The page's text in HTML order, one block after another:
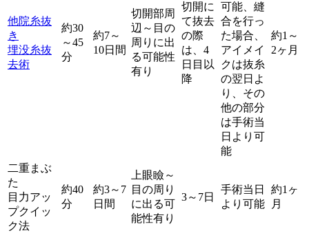
他院糸抜
き
埋没糸抜
去術
約30
～45
分
約7～
10日間
切開部周
辺～目の
周りに出
る可能性
有り
切開に
て抜去
の際
は、4
日目以
降
可能、縫
合を行っ
た場合、
アイメイ
クは抜糸
の翌日よ
り、その
他の部分
は手術当
日より可
能
約1～
2ヶ月
二重まぶ
た
目力アッ
プクイッ
ク法
約40
分
約3～7
日間
上眼瞼～
目の周り
に出る可
能性有り
3～7日
手術当日
より可能
約1ヶ
月